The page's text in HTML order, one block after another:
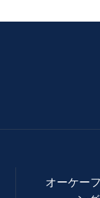
オーケー